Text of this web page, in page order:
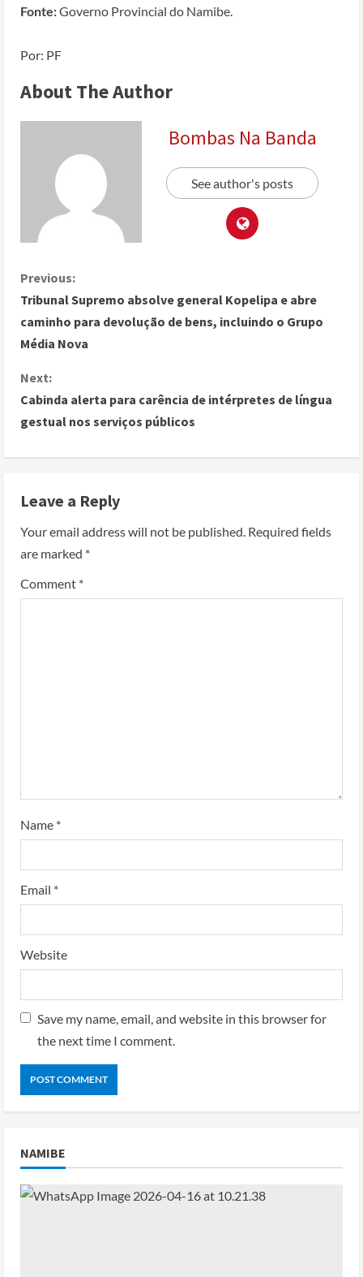
Fonte:Governo Provincial do Namibe.
Por: PF
About The Author
Bombas Na Banda
See author's posts
Previous:
Tribunal Supremo absolve general Kopelipa e abre
caminho para devolução de bens, incluindo o Grupo
Média Nova
Next:
Cabinda alerta para carência de intérpretes de língua
gestual nos serviços públicos
Leave a Reply
Your email address will not be published. Required fields
are marked *
Comment *
Name *
Email *
Website
Save my name, email, and website in this browser for
the next time I comment.
NAMIBE